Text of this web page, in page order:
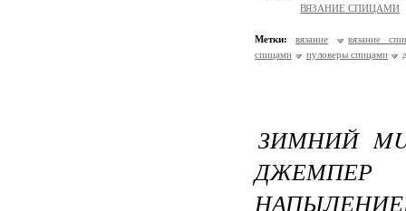
ВЯЗАНИЕ СПИЦАМИ
Метки: вязание
вязание
спицами
пуловеры спицами
ЗИМНИЙ